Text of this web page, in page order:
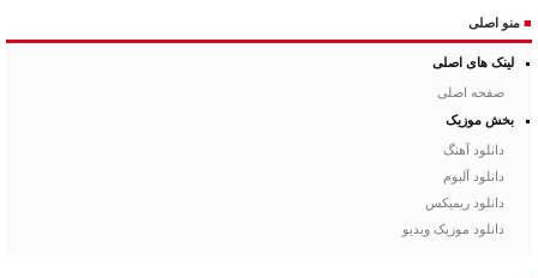
■ منو اصلی
لینک های اصلی
صفحه اصلی
بخش موزیک
دانلود آهنگ
دانلود آلبوم
دانلود ریمیکس
دانلود موزیک ویدیو